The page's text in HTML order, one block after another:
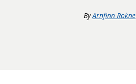
By Arnfinn Rokne